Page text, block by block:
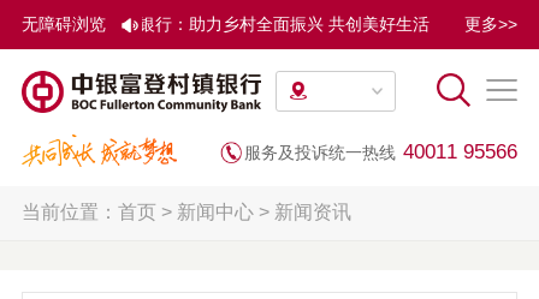
无障碍浏览
| 中银富登村镇银行：助力乡村全面振兴 共创美好生活 近年来，中银
更多>>
服务及投诉统一热线 40011 95566
当前位置： 首页> 新闻中心> 新闻资讯